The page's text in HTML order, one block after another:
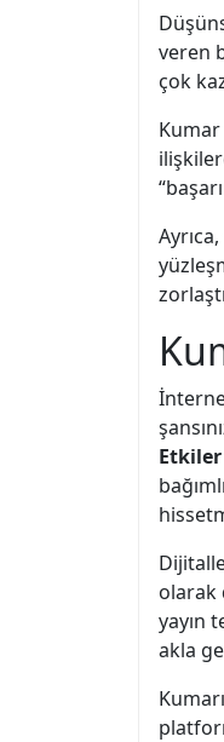
veren
çok
Kumar
Etkiler
olarak
yayın
akla